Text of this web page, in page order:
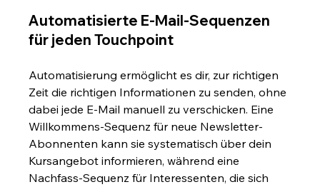
Automatisierte E-Mail-Sequenzen
für jeden Touchpoint
Automatisierung ermöglicht es dir, zur richtigen
Zeit die richtigen Informationen zu senden, ohne
dabei jede E-Mail manuell zu verschicken. Eine
Willkommens-Sequenz für neue Newsletter-
Abonnenten kann sie systematisch über dein
Kursangebot informieren, während eine
Nachfass-Sequenz für Interessenten, die sich